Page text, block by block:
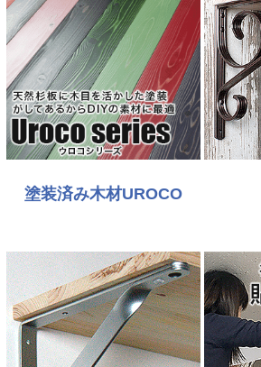
塗装済み木材UROCO